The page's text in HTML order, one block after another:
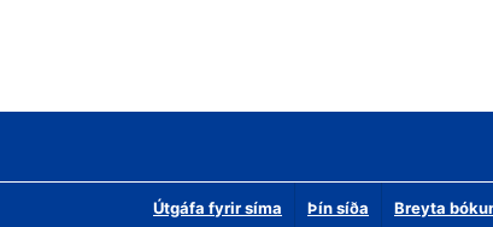
Útgáfa fyrir síma Þín síða Breyta